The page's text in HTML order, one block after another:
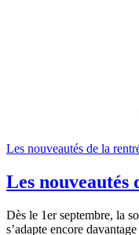
Les nouveautés de la
Les nouveautés
Dès le 1er septembre, la
s’adapte encore